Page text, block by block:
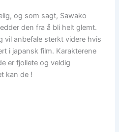
og som sagt, Sawako
den fra å bli helt glemt.
vil anbefale sterkt videre hvis
i japansk film. Karakterene
er fjollete og veldig
kan de !